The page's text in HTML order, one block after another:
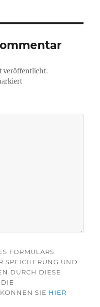
veröffentlicht.
FORMULARS
SPEICHERUNG UND
DURCH DIESE
KÖNNEN SIE HIER